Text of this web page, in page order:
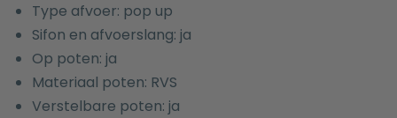
Type afvoer: pop up
Sifon en afvoerslang: ja
Op poten: ja
Materiaal poten: RVS
Verstelbare poten: ja